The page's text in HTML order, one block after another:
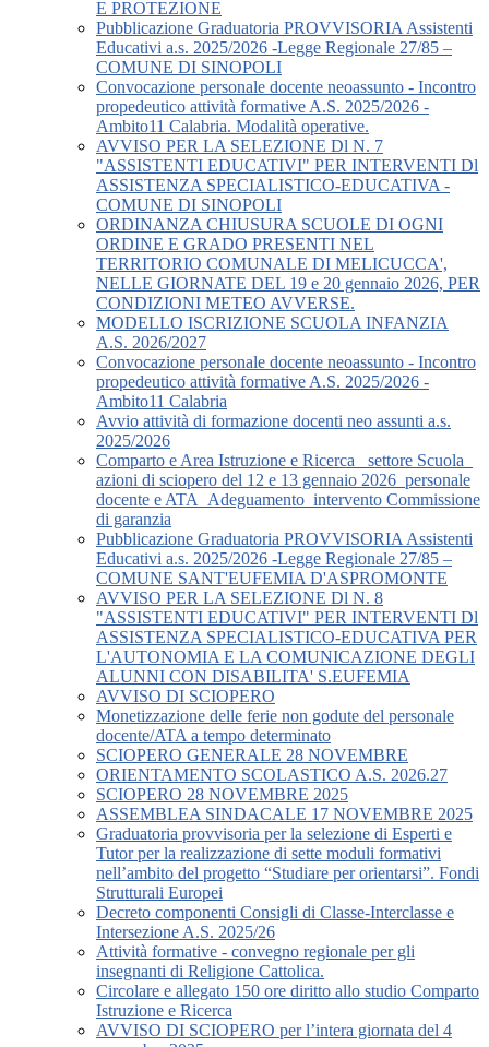
E PROTEZIONE
Pubblicazione Graduatoria PROVVISORIA Assistenti
Educativi a.s. 2025/2026 -Legge Regionale 27/85 –
COMUNE DI SINOPOLI
Convocazione personale docente neoassunto - Incontro
propedeutico attività formative A.S. 2025/2026 -
Ambito11 Calabria. Modalità operative.
AVVISO PER LA SELEZIONE Dl N. 7
"ASSISTENTI EDUCATIVI" PER INTERVENTI Dl
ASSISTENZA SPECIALISTICO-EDUCATIVA -
COMUNE DI SINOPOLI
ORDINANZA CHIUSURA SCUOLE DI OGNI
ORDINE E GRADO PRESENTI NEL
TERRITORIO COMUNALE DI MELICUCCA',
NELLE GIORNATE DEL 19 e 20 gennaio 2026, PER
CONDIZIONI METEO AVVERSE.
MODELLO ISCRIZIONE SCUOLA INFANZIA
A.S. 2026/2027
Convocazione personale docente neoassunto - Incontro
propedeutico attività formative A.S. 2025/2026 -
Ambito11 Calabria
Avvio attività di formazione docenti neo assunti a.s.
2025/2026
Comparto e Area Istruzione e Ricerca_ settore Scuola_
azioni di sciopero del 12 e 13 gennaio 2026_personale
docente e ATA_Adeguamento_intervento Commissione
di garanzia
Pubblicazione Graduatoria PROVVISORIA Assistenti
Educativi a.s. 2025/2026 -Legge Regionale 27/85 –
COMUNE SANT'EUFEMIA D'ASPROMONTE
AVVISO PER LA SELEZIONE Dl N. 8
"ASSISTENTI EDUCATIVI" PER INTERVENTI Dl
ASSISTENZA SPECIALISTICO-EDUCATIVA PER
L'AUTONOMIA E LA COMUNICAZIONE DEGLI
ALUNNI CON DISABILITA' S.EUFEMIA
AVVISO DI SCIOPERO
Monetizzazione delle ferie non godute del personale
docente/ATA a tempo determinato
SCIOPERO GENERALE 28 NOVEMBRE
ORIENTAMENTO SCOLASTICO A.S. 2026.27
SCIOPERO 28 NOVEMBRE 2025
ASSEMBLEA SINDACALE 17 NOVEMBRE 2025
Graduatoria provvisoria per la selezione di Esperti e
Tutor per la realizzazione di sette moduli formativi
nell’ambito del progetto “Studiare per orientarsi”. Fondi
Strutturali Europei
Decreto componenti Consigli di Classe-Interclasse e
Intersezione A.S. 2025/26
Attività formative - convegno regionale per gli
insegnanti di Religione Cattolica.
Circolare e allegato 150 ore diritto allo studio Comparto
Istruzione e Ricerca
AVVISO DI SCIOPERO per l’intera giornata del 4